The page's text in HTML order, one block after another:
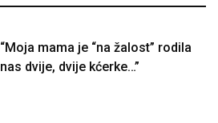
“Moja mama je “na žalost” rodila
nas dvije, dvije kćerke…”